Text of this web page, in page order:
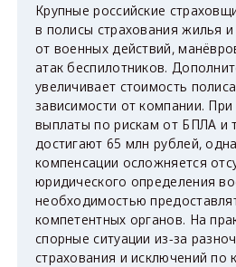
Крупные российские
в полисы страхования жилья
от военных действий,
атак беспилотников.
увеличивает стоимость
зависимости от компании.
выплаты по рискам от БПЛА и
достигают 65 млн рублей,
компенсации осложняется
юридического определения
необходимостью
компетентных органов. На
спорные ситуации из-за
страхования и исключений по